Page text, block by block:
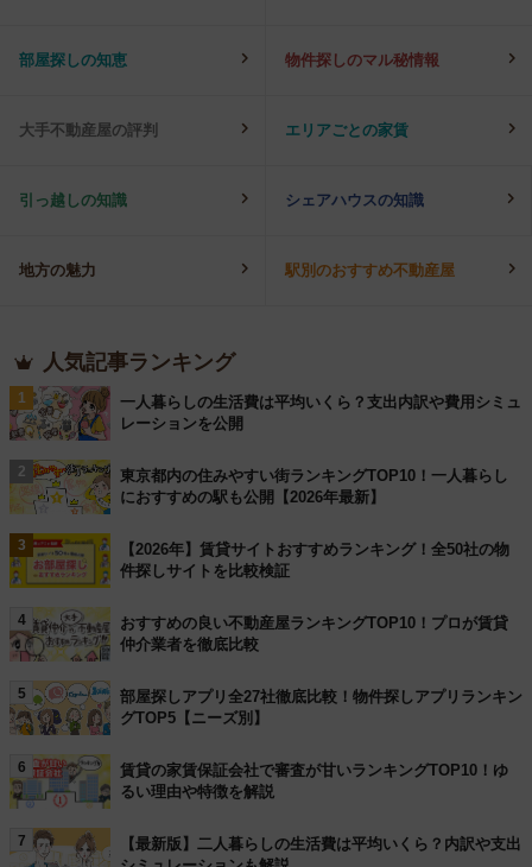
部屋探しの知恵 物件探しのマル秘情報
大手不動産屋の評判 エリアごとの家賃
引っ越しの知識 シェアハウスの知識
地方の魅力 駅別のおすすめ不動産屋
人気記事ランキング
1
一人暮らしの生活費は平均いくら？支出内訳や費用シミュ
レーションを公開
2
東京都内の住みやすい街ランキングTOP10！一人暮らし
におすすめの駅も公開【2026年最新】
3
【2026年】賃貸サイトおすすめランキング！全50社の物
件探しサイトを比較検証
4
おすすめの良い不動産屋ランキングTOP10！プロが賃貸
仲介業者を徹底比較
5
部屋探しアプリ全27社徹底比較！物件探しアプリランキン
グTOP5【ニーズ別】
6
賃貸の家賃保証会社で審査が甘いランキングTOP10！ゆ
るい理由や特徴を解説
7
【最新版】二人暮らしの生活費は平均いくら？内訳や支出